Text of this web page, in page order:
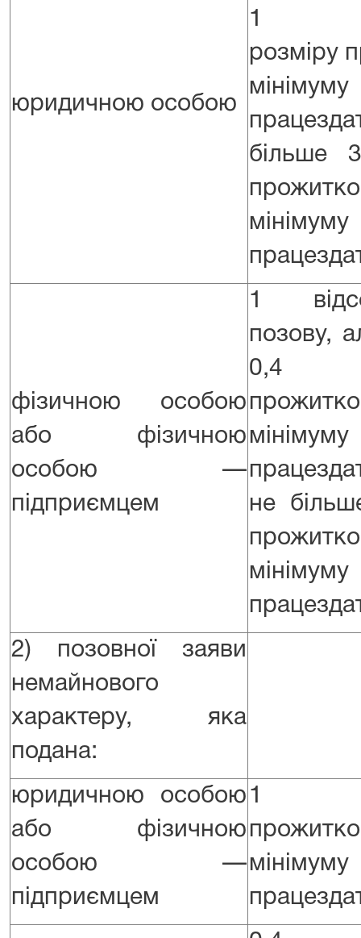
юридичною особою
1
розміру
більше
фізичною особою
або фізичною
особою —
підприємцем
1
позову,
0,4
не
2) позовної заяви
немайнового
характеру, яка
подана:
юридичною особою
або фізичною
особою —
підприємцем
1